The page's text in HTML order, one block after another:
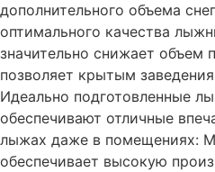
дополнительного объема
оптимального качества
значительно снижает объем
позволяет крытым
Идеально подготовленные
обеспечивают отличные
лыжах даже в помещениях:
обеспечивает высокую